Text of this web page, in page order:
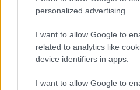
personalized advertising.
I want to allow Google to
related to analytics like
device identifiers in apps.
I want to allow Google to
Kapcsolódó hírek